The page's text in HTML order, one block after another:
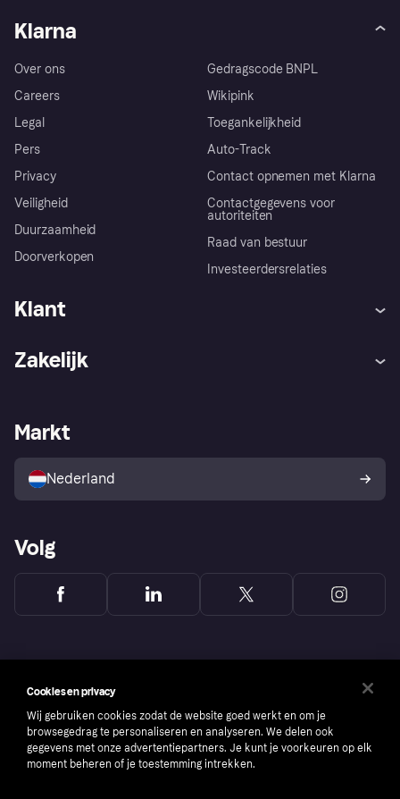
Klarna
Over ons
Careers
Legal
Pers
Privacy
Veiligheid
Duurzaamheid
Doorverkopen
Gedragscode BNPL
Wikipink
Toegankelijkheid
Auto-Track
Contact opnemen met Klarna
Contactgegevens voor
autoriteiten
Raad van bestuur
Investeerdersrelaties
Klant
Winkeloverzicht
Kopersbescherming voor
consumenten
Zakelijk
Zakelijke login
Markt
Nederland
Volg
Cookies en privacy
Wij gebruiken cookies zodat de website goed werkt en om je
browsegedrag te personaliseren en analyseren. We delen ook
gegevens met onze advertentiepartners. Je kunt je voorkeuren op elk
moment beheren of je toestemming intrekken.